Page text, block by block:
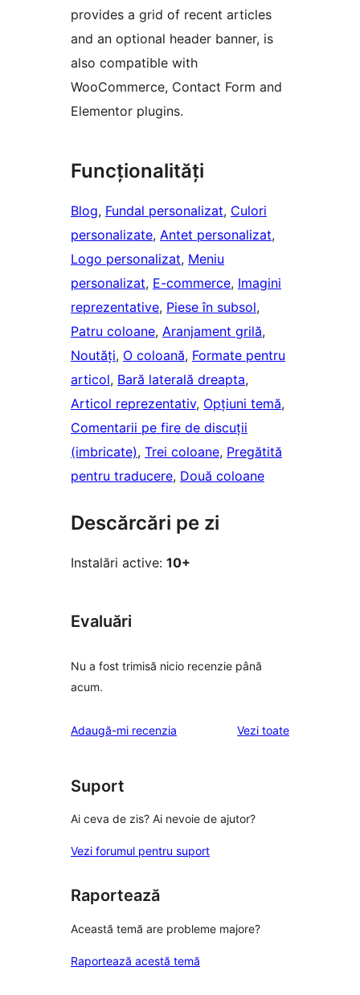
provides a grid of recent articles
and an optional header banner, is
also compatible with
WooCommerce, Contact Form and
Elementor plugins.
Funcționalități
Blog, Fundal personalizat, Culori
personalizate, Antet personalizat
Logo personalizat, Meniu
personalizat, E-commerce, Imagini
reprezentative, Piese în subsol
Patru coloane, Aranjament grilă
Noutăți, O coloană, Formate pentru
articol, Bară laterală dreapta
Articol reprezentativ, Opțiuni temă
Comentarii pe fire de discuții
(imbricate), Trei coloane, Pregătită
pentru traducere, Două coloane
Descărcări pe zi
Instalări active: 10+
Evaluări
Nu a fost trimisă nicio recenzie până
acum.
Adaugă-mi recenzia Vezi toaterecenziile
Suport
Ai ceva de zis? Ai nevoie de ajutor?
Vezi forumul pentru suport
Raportează
Această temă are probleme majore?
Raportează acestă temă